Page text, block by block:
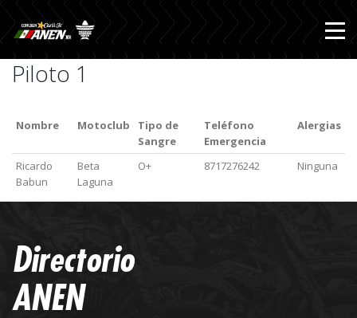
Piloto 1
Nombre Motoclub
Tipo de
Sangre
Teléfono
Emergencia
Alergias
Ricardo
Babun
Beta
Laguna
O+ 8717276242 Ninguna
Directorio
ANEN